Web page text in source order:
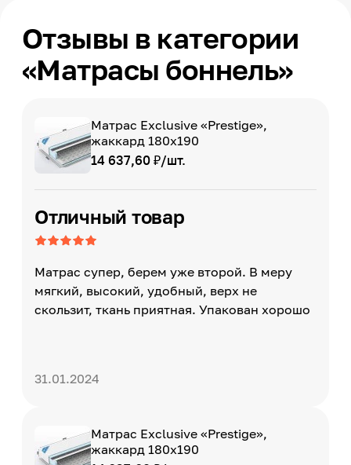
Отзывы в категории
«Матрасы боннель»
Матрас Exclusive «Prestige»,
жаккард 180х190
14 637,60 ₽/шт.
Отличный товар
Матрас супер, берем уже второй. В меру
мягкий, высокий, удобный, верх не
скользит, ткань приятная. Упакован хорошо
31.01.2024
Матрас Exclusive «Prestige»,
жаккард 180х190